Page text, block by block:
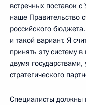
встречных поставок
наше Правительство
российского
и такой вариант. Я
принять эту систему
двумя
стратегического
Специалисты должны